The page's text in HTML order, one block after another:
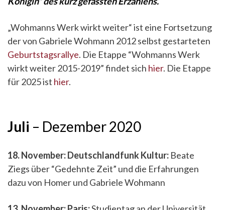
„Wohmanns Werk wirkt weiter“ ist eine Fortsetzung
der von Gabriele Wohmann 2012 selbst gestarteten
Geburtstagsrallye. Die Etappe “Wohmanns Werk
wirkt weiter 2015-2019” findet sich hier. Die Etappe
für 2025 ist hier.
Juli – Dezember 2020
18. November: Deutschlandfunk Kultur: Beate
Ziegs über “Gedehnte Zeit” und die Erfahrungen
dazu von Homer und Gabriele Wohmann